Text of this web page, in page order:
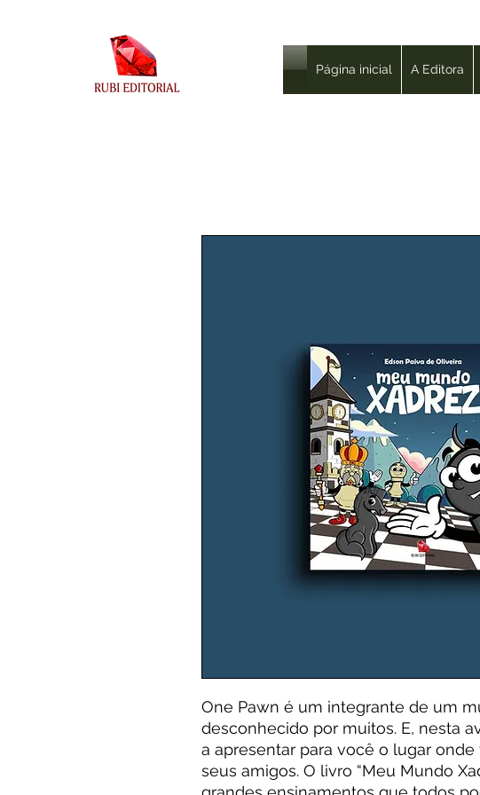
Página inicial A Editora
One Pawn é um integrante de um
desconhecido por muitos. E, nesta
a apresentar para você o lugar
seus amigos. O livro “Meu Mundo